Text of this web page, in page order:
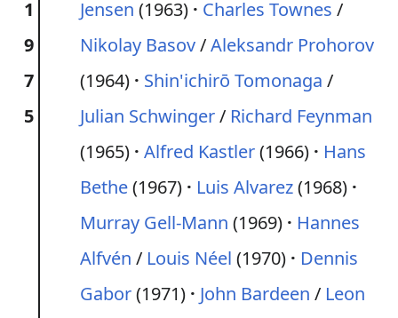
1
9
7
5
Jensen (1963) Charles Townes /
Nikolay Basov/Aleksandr Prohorov
(1964)
Shin'ichirō Tomonaga /
Julian Schwinger/ Richard Feynman
(1965) Alfred Kastler(1966)
Hans
Bethe(1967) Luis Alvarez(1968)
Murray Gell-Mann (1969)
Hannes
Alfvén / Louis Néel (1970)
Dennis
Gabor(1971) John Bardeen / Leon